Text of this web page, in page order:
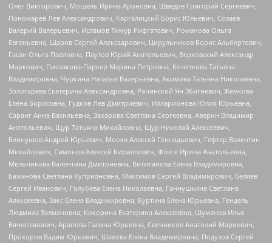
Олег Викторович, Мошель Ирина Ароновна, Шведов Григорий Сергеевич,
Пономарев Лев Александрович, Каргалицкий Борис Юльевич, Созаев
Валерий Валерьевич, Исламов Тимур Рифгатович, Романова Ольга
Евгеньевна, Щаров Сергей Алексадрович, Цирульников Борис Альбертович,
Гасан Ольга Павловна, Паутов Юрий Анатольевич, Верховский Александр
Маркович, Пислакова-Паркер Марина Петровна, Кочеткова Татьяна
Владимировна, Чуркина Наталья Валерьевна, Акимова Татьяна Николаевна,
Золотарева Екатерина Александровна, Рачинский Ян Збигневич, Жемкова
Елена Борисовна, Гудков Лев Дмитриевич, Илларионова Юлия Юрьевна,
Саранг Анна Васильевна, Захарова Светлана Сергеевна, Аверин Владимир
Анатольевич, Щур Татьяна Михайловна, Щур Николай Алексеевич,
Блинушов Андрей Юрьевич, Мосин Алексей Геннадьевич, Гефтер Валентин
Михайлович, Симонов Алексей Кириллович, Флиге Ирина Анатольевна,
Мельникова Валентина Дмитриевна, Вититинова Елена Владимировна,
Баженова Светлана Куприяновна, Максимов Сергей Владимирович, Беляев
Сергей Иванович, Голубева Елена Николаевна, Ганнушкина Светлана
Алексеевна, Закс Елена Владимировна, Буртина Елена Юрьевна, Гендель
Людмила Залмановна, Кокорина Екатерина Алексеевна, Шуманов Илья
Вячеславович, Арапова Галина Юрьевна, Свечников Анатолий Мариевич,
Прохоров Вадим Юрьевич, Шахова Елена Владимировна, Подузов Сергей